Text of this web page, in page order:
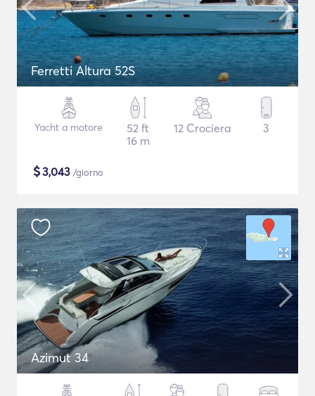
Ferretti Altura 52S
Yacht a motore
52 ft
16 m
12 Crociera 3
$3,043 /giorno
Azimut 34